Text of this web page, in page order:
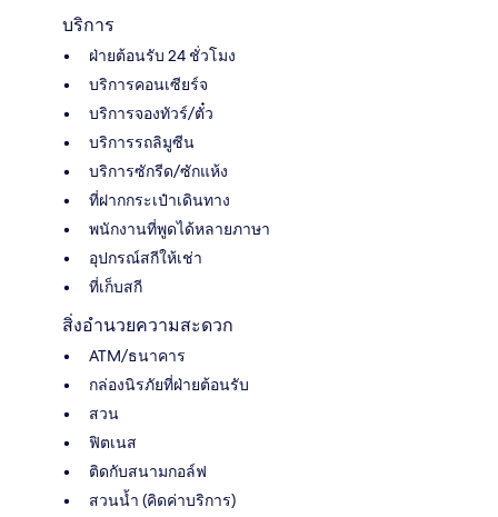
บริการ
ฝ่ายต้อนรับ 24 ชั่วโมง
บริการคอนเซียร์จ
บริการจองทัวร์/ตั๋ว
บริการรถลิมูซีน
บริการซักรีด/ซักแห้ง
ที่ฝากกระเป๋าเดินทาง
พนักงานที่พูดได้หลายภาษา
อุปกรณ์สกีให้เช่า
ที่เก็บสกี
สิ่งอำนวยความสะดวก
ATM/ธนาคาร
กล่องนิรภัยที่ฝ่ายต้อนรับ
สวน
ฟิตเนส
ติดกับสนามกอล์ฟ
สวนน้ำ (คิดค่าบริการ)